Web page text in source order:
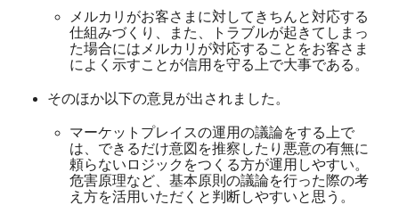
メルカリがお客さまに対してきちんと対応する
仕組みづくり、また、トラブルが起きてしまっ
た場合にはメルカリが対応することをお客さま
によく示すことが信用を守る上で大事である。
そのほか以下の意見が出されました。
マーケットプレイスの運用の議論をする上で
は、できるだけ意図を推察したり悪意の有無に
頼らないロジックをつくる方が運用しやすい。
危害原理など、基本原則の議論を行った際の考
え方を活用いただくと判断しやすいと思う。